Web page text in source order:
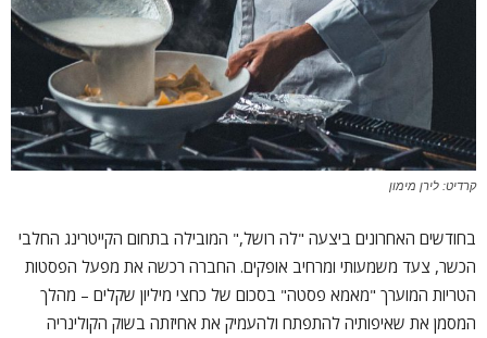
קרדיט: לירן מימון
בחודשים האחרונים ביצעה "לה רושל," המובילה בתחום הקייטרינג החלבי
הכשר, צעד משמעותי ומרחיב אופקים. החברה רכשה את מפעל הפסטות
הטריות המוערך "מאמא פסטה" בסכום של כחצי מיליון שקלים – מהלך
המסמן את שאיפותיה להתפתח ולהעמיק את אחיזתה בשוק הקולינריה